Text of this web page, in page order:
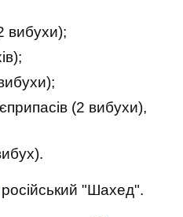
вибухи);
(2 вибухи),
російський "Шахед".